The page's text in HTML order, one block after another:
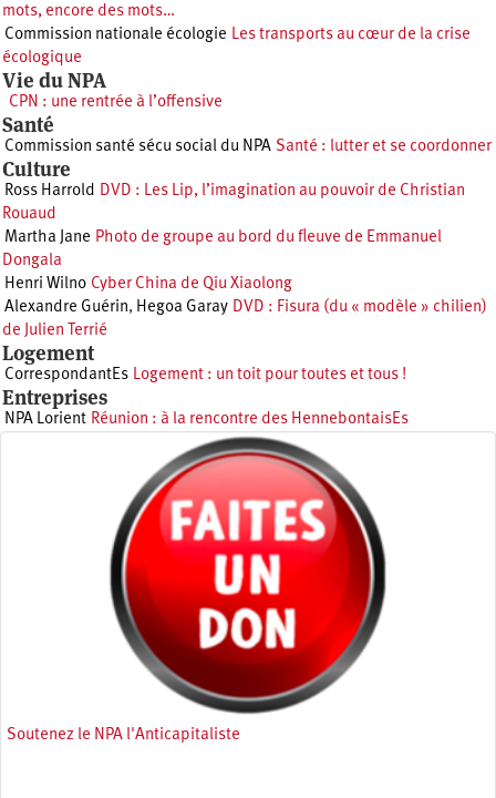
mots, encore des mots…
Commission nationale écologie Les transports au cœur de la crise
écologique
Vie du NPA
CPN : une rentrée à l’offensive
Santé
Commission santé sécu social du NPA Santé : lutter et se coordonner
Culture
Ross Harrold DVD : Les Lip, l’imagination au pouvoir de Christian
Rouaud
Martha Jane Photo de groupe au bord du fleuve de Emmanuel
Dongala
Henri Wilno Cyber China de Qiu Xiaolong
Alexandre Guérin, Hegoa Garay DVD : Fisura (du « modèle » chilien)
de Julien Terrié
Logement
CorrespondantEs Logement : un toit pour toutes et tous !
Entreprises
NPA Lorient Réunion : à la rencontre des HennebontaisEs
Soutenez le NPA l'Anticapitaliste